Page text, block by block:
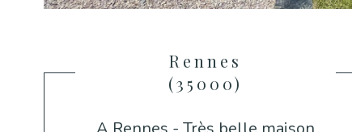
Rennes
(35000)